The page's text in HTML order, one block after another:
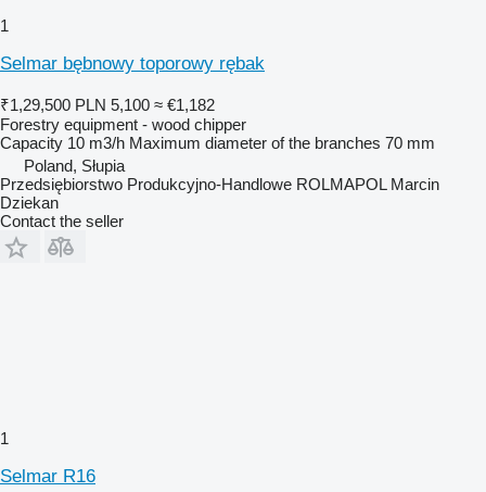
1
Selmar bębnowy toporowy rębak
₹1,29,500 PLN 5,100 ≈ €1,182
Forestry equipment - wood chipper
Capacity 10 m3/h Maximum diameter of the branches 70 mm
Poland, Słupia
Przedsiębiorstwo Produkcyjno-Handlowe ROLMAPOL Marcin
Dziekan
Contact the seller
1
Selmar R16